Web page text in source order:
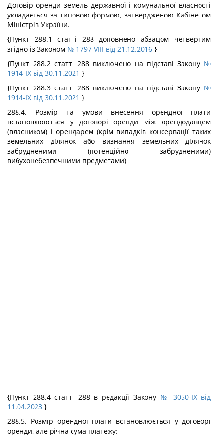
Договір оренди земель державної і комунальної власності
укладається за типовою формою, затвердженою Кабінетом
Міністрів України.
{Пункт 288.1 статті 288 доповнено абзацом четвертим
згідно із Законом № 1797-VIII від 21.12.2016 }
{Пункт 288.2 статті 288 виключено на підставі Закону №
1914-IX від 30.11.2021 }
{Пункт 288.3 статті 288 виключено на підставі Закону №
1914-IX від 30.11.2021 }
288.4. Розмір та умови внесення орендної плати
встановлюються у договорі оренди між орендодавцем
(власником) і орендарем (крім випадків консервації таких
земельних ділянок або визнання земельних ділянок
забрудненими (потенційно забрудненими)
вибухонебезпечними предметами).
{Пункт 288.4 статті 288 в редакції Закону № 3050-IX від
11.04.2023 }
288.5. Розмір орендної плати встановлюється у договорі
оренди, але річна сума платежу: